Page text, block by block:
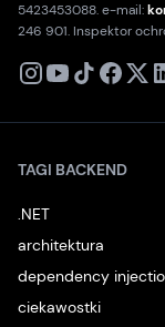
5423453088. e-mail:
246 901. Inspektor
X
TAGI BACKEND
.NET
architektura
dependency
ciekawostki